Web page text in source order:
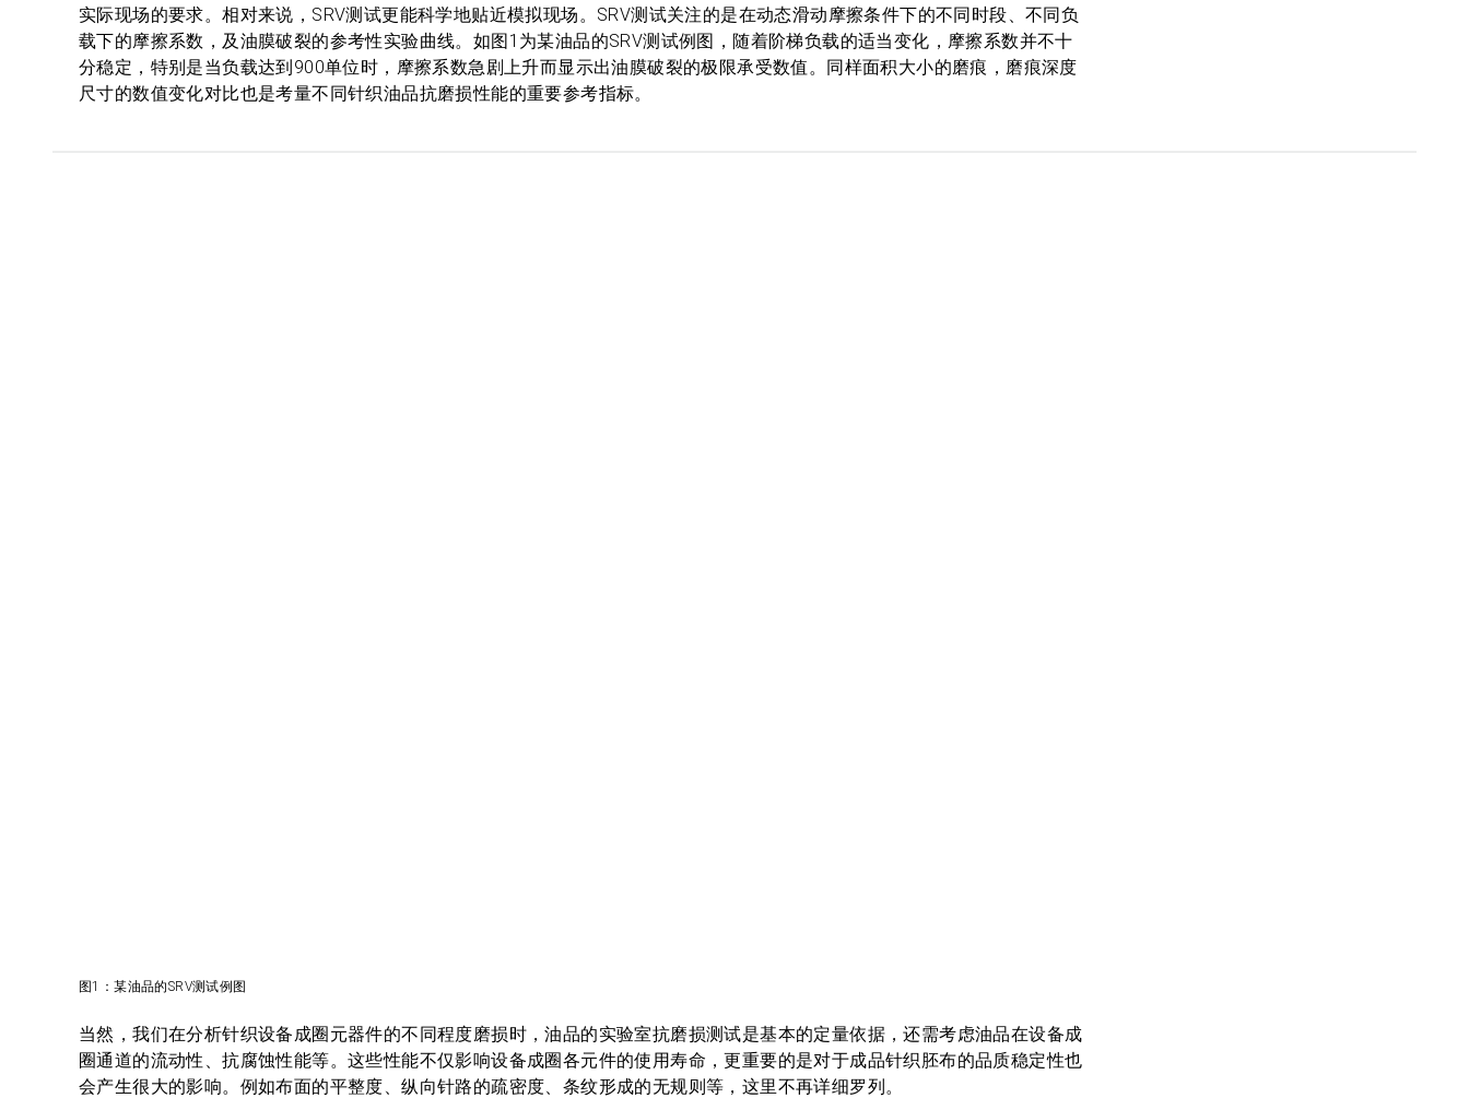
实际现场的要求。相对来说，SRV测试更能科学地贴近模拟现场。SRV测试关注的是在动态滑动摩擦条件下的不同时段、不同负
载下的摩擦系数，及油膜破裂的参考性实验曲线。如图1为某油品的SRV测试例图，随着阶梯负载的适当变化，摩擦系数并不十
分稳定，特别是当负载达到900单位时，摩擦系数急剧上升而显示出油膜破裂的极限承受数值。同样面积大小的磨痕，磨痕深度
尺寸的数值变化对比也是考量不同针织油品抗磨损性能的重要参考指标。
图1：某油品的SRV测试例图
当然，我们在分析针织设备成圈元器件的不同程度磨损时，油品的实验室抗磨损测试是基本的定量依据，还需考虑油品在设备成
圈通道的流动性、抗腐蚀性能等。这些性能不仅影响设备成圈各元件的使用寿命，更重要的是对于成品针织胚布的品质稳定性也
会产生很大的影响。例如布面的平整度、纵向针路的疏密度、条纹形成的无规则等，这里不再详细罗列。